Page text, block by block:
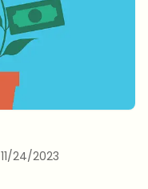
11/24/2023